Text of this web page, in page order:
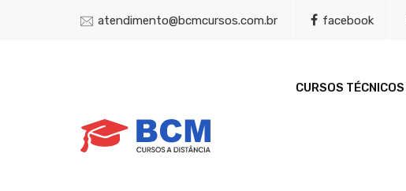
atendimento@bcmcursos.com.br facebook
CURSOS TÉCNICOS